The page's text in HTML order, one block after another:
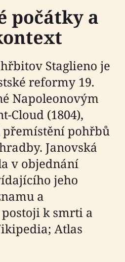
počátky a
Staglieno je
reformy 19.
Napoleonovým
Cloud (1804),
pohřbů
Janovská
v objednání
jeho
a
k smrti a
Atlas